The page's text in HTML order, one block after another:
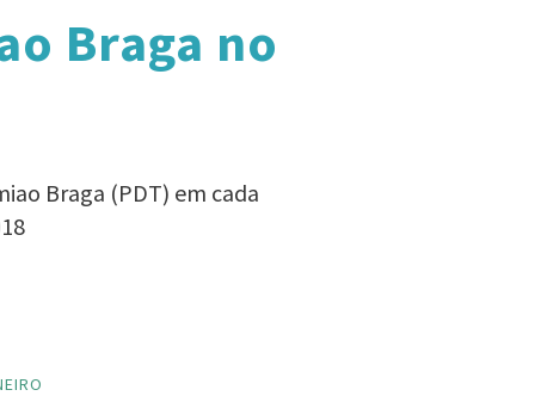
Braga no
Braga (PDT) em cada